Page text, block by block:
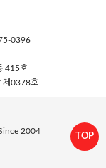
TOP
0396
415호
제0378호
2004